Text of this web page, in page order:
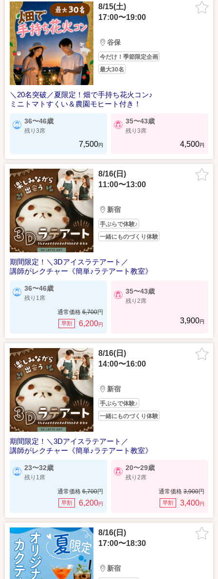
8/15(土)
17:00〜19:00
谷保
今だけ！季節限定企画
最大30名
＼20名突破／夏限定！畑で手持ち花火コン♪
ミニトマトすくい＆農園モヒート付き！
36〜46歳
残り3席
7,500円
35〜43歳
残り3席
4,500円
8/16(日)
11:00〜13:00
新宿
手ぶらで体験♪
一緒にものづくり体験
期間限定！＼3Dアイスラテアート／
講師がレクチャー《簡単♪ラテアート教室》
36〜46歳
残り1席
通常価格 6,700円
早割 6,200円
35〜43歳
残り2席
3,900円
8/16(日)
14:00〜16:00
新宿
手ぶらで体験♪
一緒にものづくり体験
期間限定！＼3Dアイスラテアート／
講師がレクチャー《簡単♪ラテアート教室》
23〜32歳
残り1席
通常価格 6,700円
早割 6,200円
20〜29歳
残り2席
通常価格 3,900円
早割 3,400円
8/16(日)
17:00〜18:30
新宿